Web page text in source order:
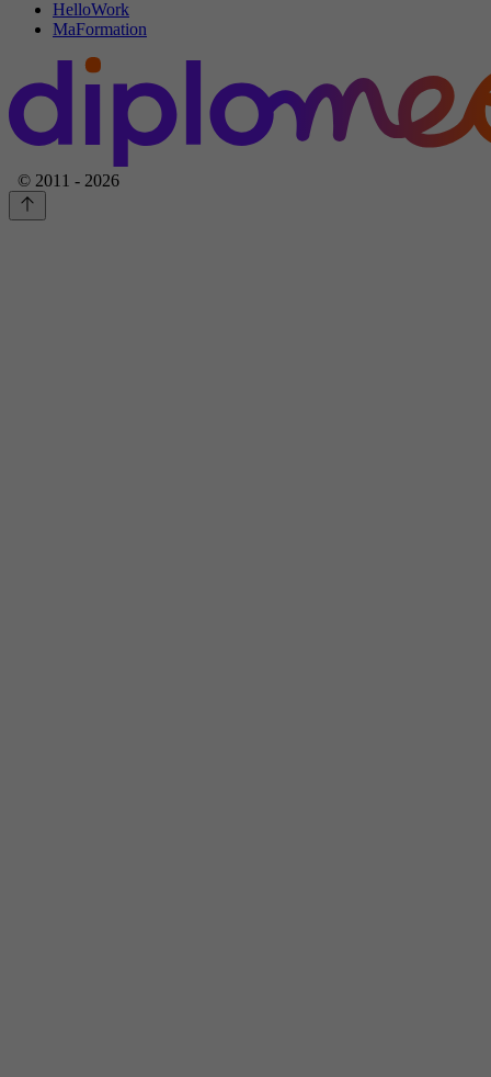
HelloWork
MaFormation
© 2011 - 2026